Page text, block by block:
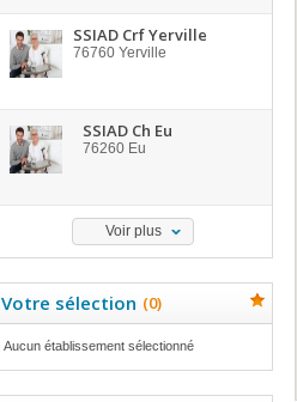
SSIAD Crf Yerville
76760 Yerville
SSIAD Ch Eu
76260 Eu
Voir plus
Votre sélection (0)
Aucun établissement sélectionné